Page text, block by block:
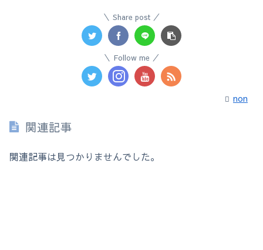
Share post
Follow me
non
関連記事
関連記事は見つかりませんでした。